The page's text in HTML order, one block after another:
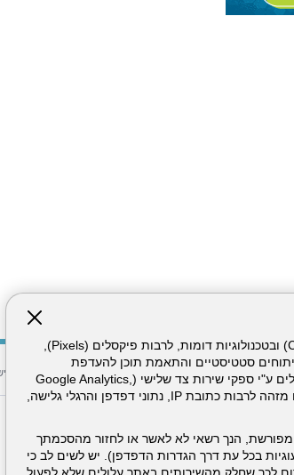
אתר זה עושה שימוש בקבצי עוגיות (Cookies) ובטכנולוגיות דומות, לרבות פיקסלים (Pixels),
סטטיסטיים והתאמת תוכן להעדפת
המשתמש. חלק מהעוגיות והפיקסלים מופעלים ע"י ספקי שירות צד שלישי (Google Analytics,
Meta Pixel וכו'), שעשויים לעבד מידע שאינו מזהה לרבות כתובת IP, נתוני דפדפן והרגלי גלישה,
הנך רשאי לא לאשר או לחזור מהסכמתך
בכל עת דרך הגדרות הדפדפן). יש לשים לב כי
תנאי שימוש באתר מפת אתר הצהרת